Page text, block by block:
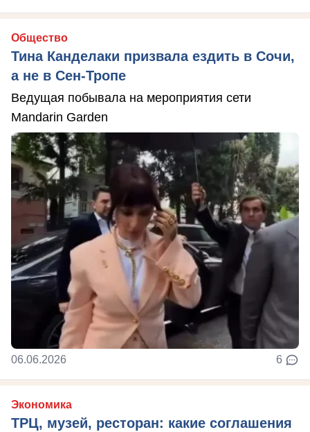
Общество
Тина Канделаки призвала ездить в Сочи,
а не в Сен-Тропе
Ведущая побывала на мероприятия сети
Mandarin Garden
06.06.2026 6
Экономика
ТРЦ, музей, ресторан: какие соглашения